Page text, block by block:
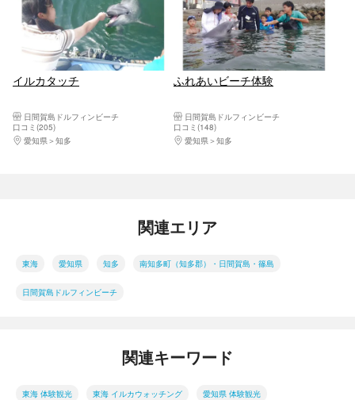
イルカタッチ
日間賀島ドルフィンビーチ
口コミ(205)
愛知県
知多
ふれあいビーチ体験
日間賀島ドルフィンビーチ
口コミ(148)
愛知県
知多
関連エリア
東海 愛知県 知多 南知多町（知多郡）・日間賀島・篠島
日間賀島ドルフィンビーチ
関連キーワード
東海 体験観光 東海 イルカウォッチング 愛知県 体験観光